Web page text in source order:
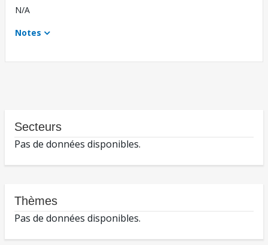
N/A
Notes
Secteurs
Pas de données disponibles.
Thèmes
Pas de données disponibles.